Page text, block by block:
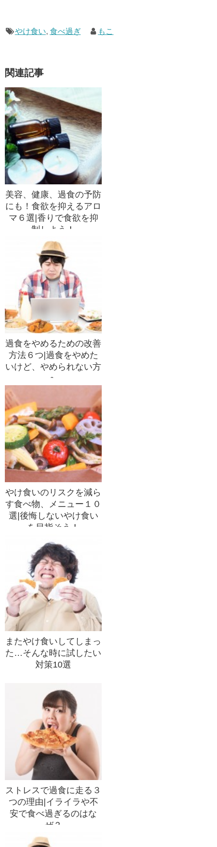
やけ食い, 食べ過ぎ もこ
関連記事
美容、健康、過食の予防
にも！食欲を抑えるアロ
マ６選|香りで食欲を抑
制しよう！
過食をやめるための改善
方法６つ|過食をやめた
いけど、やめられない方
へ
やけ食いのリスクを減ら
す食べ物、メニュー１０
選|後悔しないやけ食い
を目指そう！
またやけ食いしてしまっ
た…そんな時に試したい
対策10選
ストレスで過食に走る３
つの理由|イライラや不
安で食べ過ぎるのはな
ぜ？